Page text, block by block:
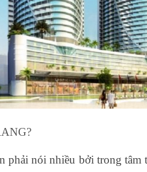
phải nói nhiều bởi trong